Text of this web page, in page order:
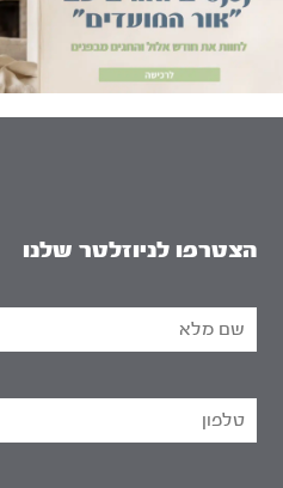
הצטרפו לניוזלטר שלנו